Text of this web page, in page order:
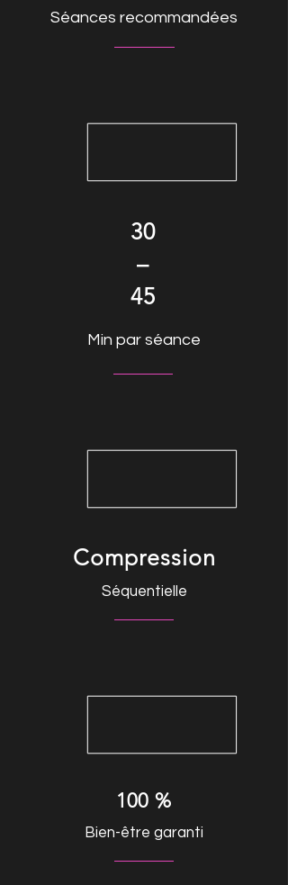
Séances recommandées
30
–
45
Min par séance
Compression
Séquentielle
100 %
Bien-être garanti